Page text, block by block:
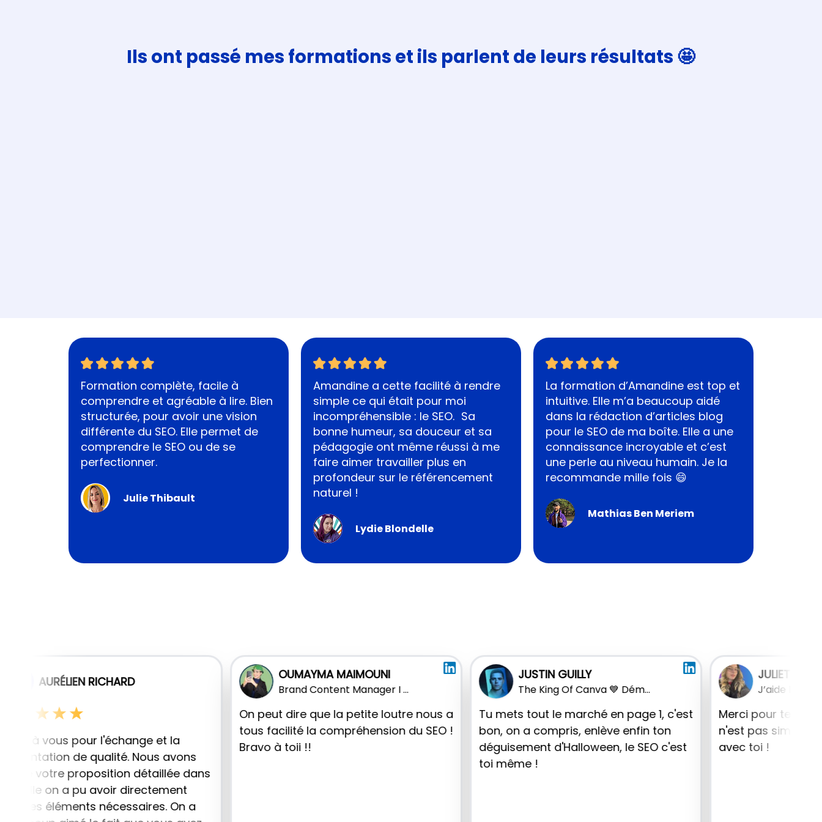
Ils ont passé mes formations et ils parlent de leurs résultats 🤩
Formation complète, facile à
comprendre et agréable à lire. Bien
structurée, pour avoir une vision
différente du SEO. Elle permet de
comprendre le SEO ou de se
perfectionner.
Julie Thibault
Amandine a cette facilité à rendre
simple ce qui était pour moi
incompréhensible : le SEO. Sa
bonne humeur, sa douceur et sa
pédagogie ont même réussi à me
faire aimer travailler plus en
profondeur sur le référencement
naturel !
Lydie Blondelle
La formation d’Amandine est top et
intuitive. Elle m’a beaucoup aidé
dans la rédaction d’articles blog
pour le SEO de ma boîte. Elle a une
connaissance incroyable et c’est
une perle au niveau humain. Je la
recommande mille fois 😄
Mathias Ben Meriem